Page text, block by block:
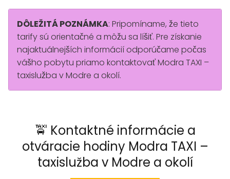
DÔLEŽITÁ POZNÁMKA: Pripomíname, že tieto
tarify sú orientačné a môžu sa líšiť. Pre získanie
najaktuálnejších informácií odporúčame počas
vášho pobytu priamo kontaktovať Modra TAXI –
taxislužba v Modre a okolí.
🚖 Kontaktné informácie a
otváracie hodiny Modra TAXI –
taxislužba v Modre a okolí